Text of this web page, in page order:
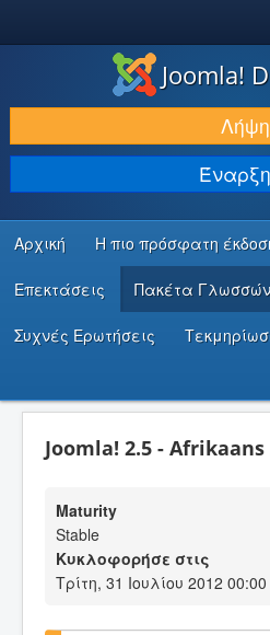
ΛΉΨΕΙΣ & ΕΠΕΚΤΆΣΕΙΣ
ΕΎΡΕΣΗ & ΜΆΘΗΣΗ
ΚΟΙΝΌΤΗΤΑ & ΥΠΟΣΤΉΡΙΞΗ
ΠΌΡΟΙ ΠΡΟΓΡΑΜΜΑΤΙΣΤΏΝ
Joomla!
Λήψη
Έναρξη
Αρχική Η πιο πρόσφατη
Επεκτάσεις Πακέτα Γλωσσών
Συχνές Ερωτήσεις
Joomla! 2.5 - Afrikaans
Maturity
Stable
Κυκλοφορήσε στις
Τρίτη, 31 Ιουλίου 2012 00:00